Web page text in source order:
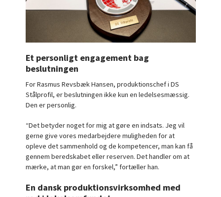
Et personligt engagement bag
beslutningen
For Rasmus Revsbæk Hansen, produktionschef i DS
Stålprofil, er beslutningen ikke kun en ledelsesmæssig.
Den er personlig.
“Det betyder noget for mig at gøre en indsats. Jeg vil
gerne give vores medarbejdere muligheden for at
opleve det sammenhold og de kompetencer, man kan få
gennem beredskabet eller reserven. Det handler om at
mærke, at man gør en forskel,” fortæller han.
En dansk produktionsvirksomhed med